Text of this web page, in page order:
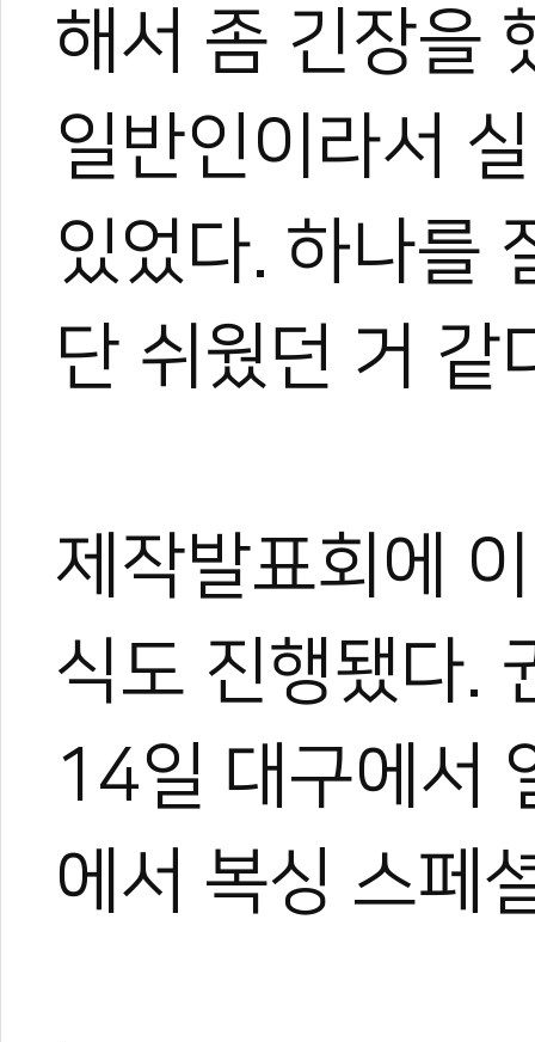
해서 좀 긴장을
일반인이라서
있었다. 하나를
단 쉬웠던 거 같
제작발표회에
식도 진행됐다.
14일 대구에서
에서 복싱 스페
권영기
무카스미디어 기자.
태권도 경기인 출신, 태권
킥복싱, 주짓수, 합기도 수
무술인의 마음을 경험으로